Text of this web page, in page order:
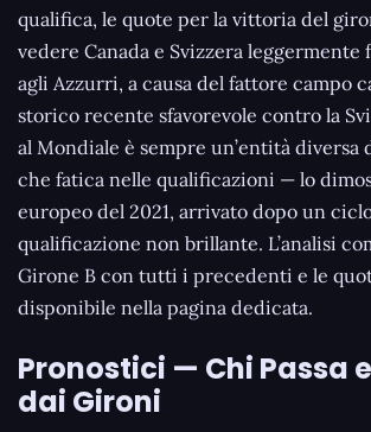
qualifica, le quote per la vittoria del
vedere Canada e Svizzera
agli Azzurri, a causa del fattore campo
storico recente sfavorevole contro la
al Mondiale è sempre un’entità diversa
che fatica nelle qualificazioni — lo
europeo del 2021, arrivato dopo un
qualificazione non brillante. L’analisi
Girone B con tutti i precedenti e le
disponibile nella pagina dedicata.
Pronostici — Chi Passa
dai Gironi